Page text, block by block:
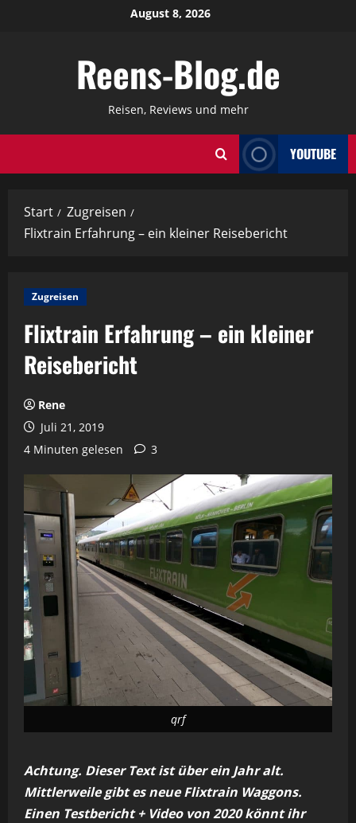
August 8, 2026
Reens-Blog.de
Reisen, Reviews und mehr
YOUTUBE
Start
Zugreisen
Flixtrain Erfahrung – ein kleiner Reisebericht
Zugreisen
Flixtrain Erfahrung – ein kleiner
Reisebericht
Rene
Juli 21, 2019
4 Minuten gelesen
3
qrf
Achtung. Dieser Text ist über ein Jahr alt.
Mittlerweile gibt es neue Flixtrain Waggons.
Einen Testbericht + Video von 2020 könnt ihr